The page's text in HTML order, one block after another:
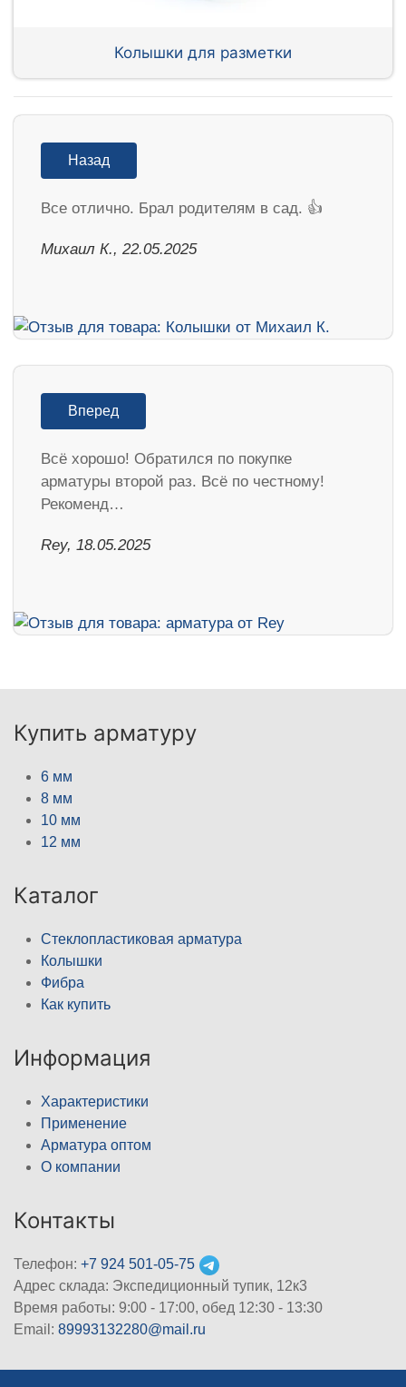
Колышки для разметки
Назад
Все отлично. Брал родителям в сад. 👍
Михаил К., 22.05.2025
Вперед
Всё хорошо! Обратился по покупке
арматуры второй раз. Всё по честному!
Рекоменд…
Rey, 18.05.2025
Купить арматуру
6 мм
8 мм
10 мм
12 мм
Каталог
Стеклопластиковая арматура
Колышки
Фибра
Как купить
Информация
Характеристики
Применение
Арматура оптом
О компании
Контакты
Телефон: +7 924 501-05-75
Адрес склада: Экспедиционный тупик, 12к3
Время работы: 9:00 - 17:00, обед 12:30 - 13:30
Email: 89993132280@mail.ru